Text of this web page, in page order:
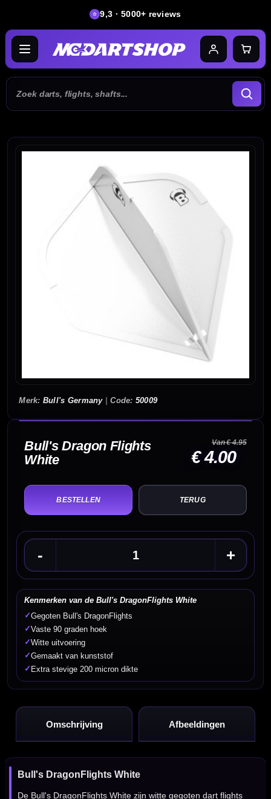
9,3 · 5000+ reviews
Bull's Germany| 50009
Bull's Dragon Flights
White
Van € 4.95
€ 4.00
TERUG
Kenmerken van de Bull's DragonFlights White
✓Gegoten Bull's DragonFlights
✓Vaste 90 graden hoek
✓Witte uitvoering
✓Gemaakt van kunststof
✓ Extra stevige 200 micron dikte
- +
Omschrijving Afbeeldingen
Bull's DragonFlights White
De Bull's DragonFlights White zijn witte gegoten dart flights